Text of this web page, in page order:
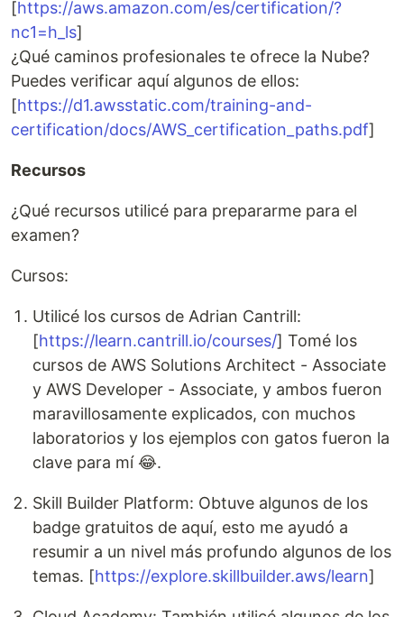
[https://aws.amazon.com/es/certification/?
nc1=h_ls]
¿Qué caminos profesionales te ofrece la Nube?
Puedes verificar aquí algunos de ellos:
[https://d1.awsstatic.com/training-and-
certification/docs/AWS_certification_paths.pdf]
Recursos
¿Qué recursos utilicé para prepararme para el
examen?
Cursos:
Utilicé los cursos de Adrian Cantrill:
[https://learn.cantrill.io/courses/] Tomé los
cursos de AWS Solutions Architect - Associate
y AWS Developer - Associate, y ambos fueron
maravillosamente explicados, con muchos
laboratorios y los ejemplos con gatos fueron la
clave para mí 😂.
Skill Builder Platform: Obtuve algunos de los
badge gratuitos de aquí, esto me ayudó a
resumir a un nivel más profundo algunos de los
temas. [https://explore.skillbuilder.aws/learn]